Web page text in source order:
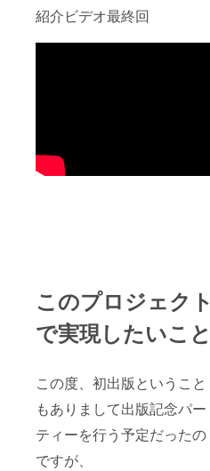
紹介ビデオ最終回
このプロジェクト
で実現したいこと
この度、初出版ということ
もありまして出版記念パー
ティーを行う予定だったの
ですが、